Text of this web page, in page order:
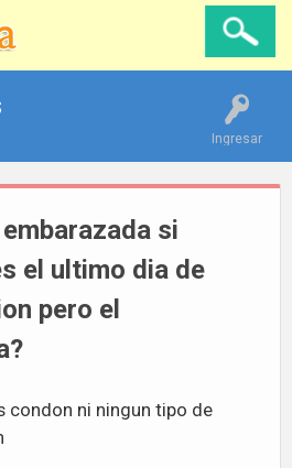
Ingresar
si
el ultimo dia de
pero el
condon ni ningun tipo de